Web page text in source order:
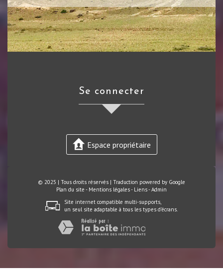
se connecter
Espace propriétaire
© 2025 | Tous droits réservés | Traduction powered by Google
Plan du site - Mentions légales- Liens-Admin
Site internet compatible multi-supports,
un seul site adaptable à tous les types d'écrans.